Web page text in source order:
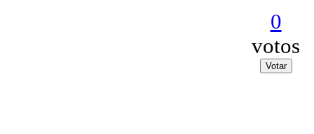
0
votos